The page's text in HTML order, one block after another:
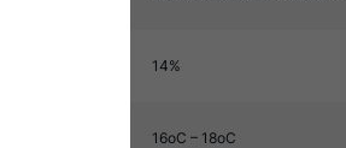
14%
16oC – 18oC